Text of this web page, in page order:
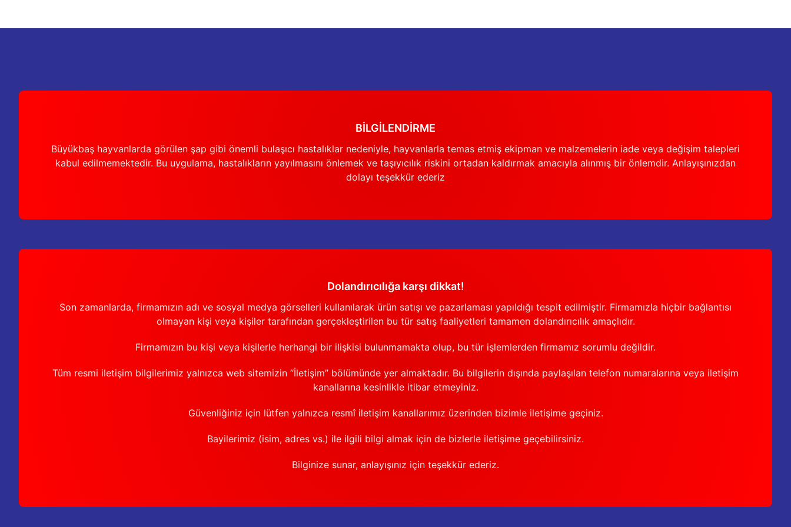
Ürün bilgilerinde hatalar bulunuyor.
BİLGİLENDİRME
Büyükbaş hayvanlarda görülen şap gibi önemli bulaşıcı hastalıklar nedeniyle, hayvanlarla temas etmiş ekipman ve malzemelerin iade veya değişim talepleri
kabul edilmemektedir. Bu uygulama, hastalıkların yayılmasını önlemek ve taşıyıcılık riskini ortadan kaldırmak amacıyla alınmış bir önlemdir. Anlayışınızdan
dolayı teşekkür ederiz
Dolandırıcılığa karşı dikkat!
Son zamanlarda, firmamızın adı ve sosyal medya görselleri kullanılarak ürün satışı ve pazarlaması yapıldığı tespit edilmiştir. Firmamızla hiçbir bağlantısı
olmayan kişi veya kişiler tarafından gerçekleştirilen bu tür satış faaliyetleri tamamen dolandırıcılık amaçlıdır.
Firmamızın bu kişi veya kişilerle herhangi bir ilişkisi bulunmamakta olup, bu tür işlemlerden firmamız sorumlu değildir.
Tüm resmi iletişim bilgilerimiz yalnızca web sitemizin “İletişim” bölümünde yer almaktadır. Bu bilgilerin dışında paylaşılan telefon numaralarına veya iletişim
kanallarına kesinlikle itibar etmeyiniz.
Güvenliğiniz için lütfen yalnızca resmî iletişim kanallarımız üzerinden bizimle iletişime geçiniz.
Bayilerimiz (isim, adres vs.) ile ilgili bilgi almak için de bizlerle iletişime geçebilirsiniz.
Bilginize sunar, anlayışınız için teşekkür ederiz.